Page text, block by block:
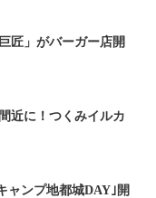
匠」がバーガー店開
近に！つくみイルカ
ャンプ地都城DAY｣開